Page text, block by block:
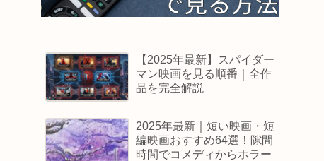
【2025年最新】スパイダー
マン映画を見る順番｜全作
品を完全解説
2025年最新｜短い映画・短
編映画おすすめ64選！隙間
時間でコメディからホラー